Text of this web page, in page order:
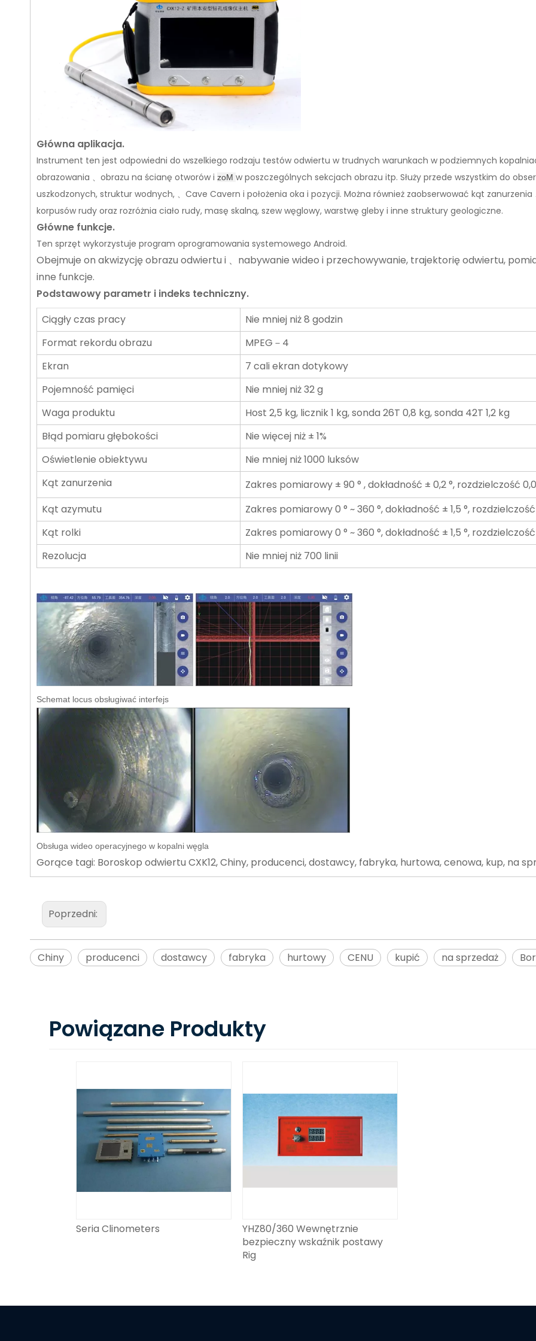
Główna aplikacja.
Instrument ten jest odpowiedni do wszelkiego rodzaju testów odwiertu w trudnych warunkach w podziemnych
obrazowania 、 obrazu na ścianę otworów i zoM w poszczególnych sekcjach obrazu itp. Służy przede wszystkim do
uszkodzonych, struktur wodnych, 、 Cave Cavern i położenia oka i pozycji. Można również zaobserwować kąt zanurzenia
korpusów rudy oraz rozróżnia ciało rudy, masę skalną, szew węglowy, warstwę gleby i inne struktury geologiczne.
Główne funkcje.
Ten sprzęt wykorzystuje program oprogramowania systemowego Android.
Obejmuje on akwizycję obrazu odwiertu i
nabywanie wideo i przechowywanie, trajektorię odwiertu,
inne funkcje.
Podstawowy parametr i indeks techniczny.
Ciągły czas pracy
Nie mniej niż 8 godzin
Format rekordu obrazu
MPEG－4
Ekran
7 cali ekran dotykowy
Pojemność pamięci
Nie mniej niż 32 g
Waga produktu
Host 2,5 kg, licznik 1 kg, sonda 26T 0,8 kg, sonda 42T 1,2 kg
Błąd pomiaru głębokości
Nie więcej niż ± 1%
Oświetlenie obiektywu
Nie mniej niż 1000 luksów
Kąt zanurzenia
Zakres pomiarowy ± 90 ° , dokładność ± 0,2 °, rozdzielczość
Kąt azymutu
Zakres pomiarowy 0 ° ~ 360 °, dokładność ± 1,5 °, rozdzielczość
Kąt rolki
Zakres pomiarowy 0 ° ~ 360 °, dokładność ± 1,5 °, rozdzielczość
Rezolucja
Nie mniej niż 700 linii
Schemat locus obsługiwać interfejs
Obsługa wideo operacyjnego w kopalni węgla
Gorące tagi: Boroskop odwiertu CXK12, Chiny, producenci, dostawcy, fabryka, hurtowa, cenowa, kup, na
Poprzedni:
Chiny producenci dostawcy fabryka hurtowy CENU kupić na sprzedaż
Powiązane Produkty
Seria Clinometers
YHZ80/360 Wewnętrznie
bezpieczny wskaźnik postawy
Rig